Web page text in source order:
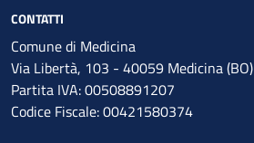
CONTATTI
Comune di Medicina
Via Libertà, 103 - 40059 Medicina (BO)
Partita IVA: 00508891207
Codice Fiscale: 00421580374